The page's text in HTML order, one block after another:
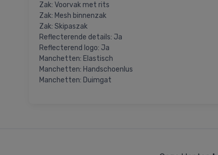
Zak: Voorvak met rits
Zak: Mesh binnenzak
Zak: Skipaszak
Reflecterende details: Ja
Reflecterend logo: Ja
Manchetten: Elastisch
Manchetten: Handschoenlus
Manchetten: Duimgat